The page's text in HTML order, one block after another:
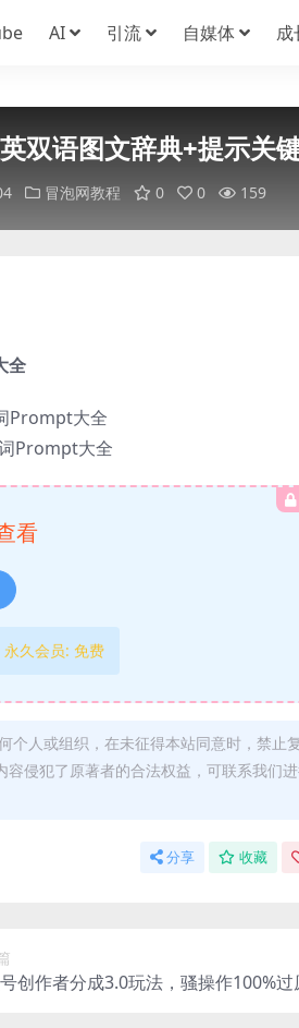
AI 引流 自媒体 成
双语图文辞典+提示关
冒泡网教程 0 0 159
全
看
永久会员: 免费
个人或组织，在未征得本站同意时，禁止
侵犯了原著者的合法权益，可联系我们
分享 收藏
创作者分成3.0玩法，骚操作100%过